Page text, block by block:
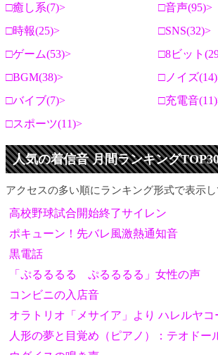
癒し系(7)
音声(95)
時報(25)
SNS(32)
ゲーム(53)
8ビット
BGM(38)
ノイズ(14)
バイブ(7)
充電音(11)
スポーツ(11)
人気の着信音 月間ランキング
アクセスの多い順にランキング形式で表示し
高校野球試合開始終了サイレン
ポキューン！先バレ風激熱通知音
黒電話
「ぷるるるる ぷるるるる」女性の声
コンビニの入店音
人形の夢と目覚め（ピアノ）：テオドー